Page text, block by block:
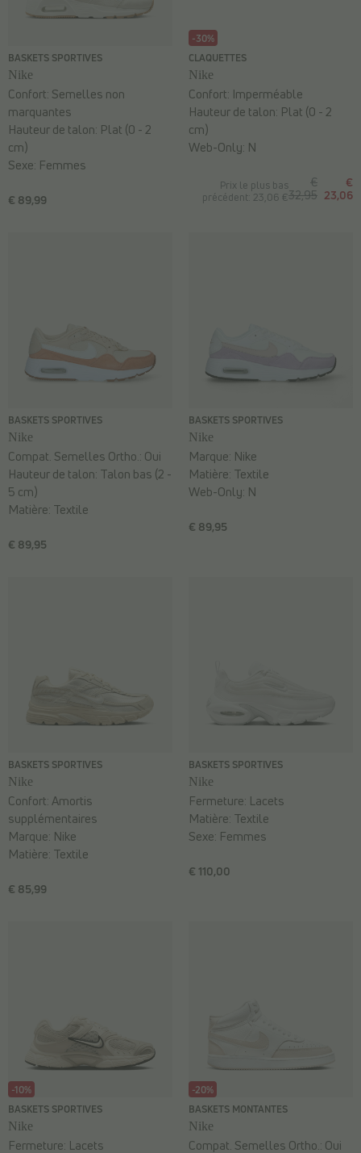
BASKETS SPORTIVES
Nike
€ 89,99
Confort: Semelles non
marquantes
Hauteur de talon: Plat (0 - 2
cm)
Sexe: Femmes
-30%
CLAQUETTES
Nike
Prix le plus bas
précédent: 23,06 €
€
32,95
€
23,06
Confort: Imperméable
Hauteur de talon: Plat (0 - 2
cm)
Web-Only: N
BASKETS SPORTIVES
Nike
€ 89,95
Compat. Semelles Ortho.: Oui
Hauteur de talon: Talon bas (2 -
5 cm)
Matière: Textile
BASKETS SPORTIVES
Nike
€ 89,95
Marque: Nike
Matière: Textile
Web-Only: N
BASKETS SPORTIVES
Nike
€ 85,99
Confort:Amortis
supplémentaires
Marque: Nike
Matière: Textile
BASKETS SPORTIVES
Nike
€ 110,00
Fermeture: Lacets
Matière: Textile
Sexe: Femmes
-10%
BASKETS SPORTIVES
Nike
Fermeture: Lacets
-20%
BASKETS MONTANTES
Nike
Compat. Semelles Ortho.: Oui